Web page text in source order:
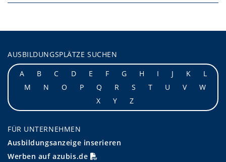
AUSBILDUNGSPLÄTZE SUCHEN
A
B C D E F G H I J K
L
M
N O P Q R S T U V
W
X
Y Z
FÜR UNTERNEHMEN
Ausbildungsanzeige inserieren
Werben auf azubis.de